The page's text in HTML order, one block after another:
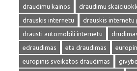
draudimu kainos
draudimu
drauskis internetu
drauskis internetu
drausti automobili internetu
edraudimas
eta draudimas
europinis sveikatos draudimas